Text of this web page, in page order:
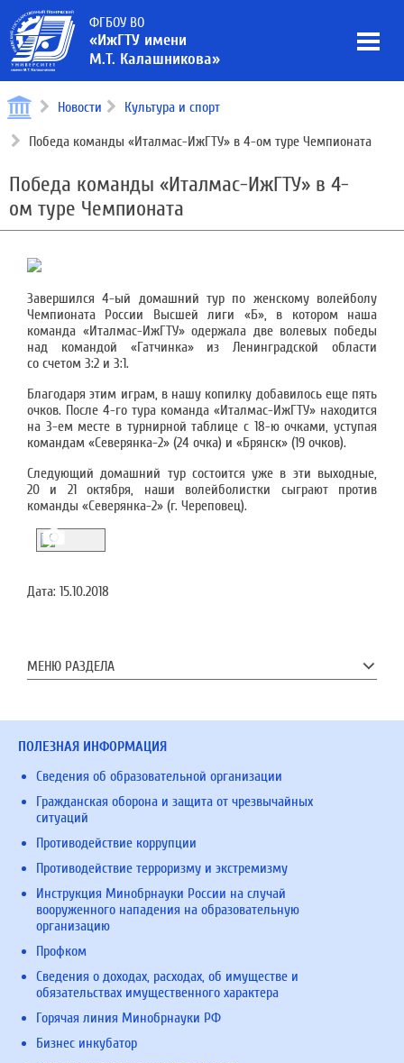
ФГБОУ ВО
«ИжГТУ имени
М.Т. Калашникова»
Новости Культура и спорт
Победа команды «Италмас-ИжГТУ» в 4-ом туре Чемпионата
Победа команды «Италмас-ИжГТУ» в 4-
ом туре Чемпионата
Завершился 4-ый домашний тур по женскому волейболу
Чемпионата России Высшей лиги «Б», в котором наша
команда «Италмас-ИжГТУ» одержала две волевых победы
над командой «Гатчинка» из Ленинградской области
со счетом 3:2 и 3:1.
Благодаря этим играм, в нашу копилку добавилось еще пять
очков. После 4-го тура команда «Италмас-ИжГТУ» находится
на 3-ем месте в турнирной таблице с 18-ю очками, уступая
командам «Северянка-2» (24 очка) и «Брянск» (19 очков).
Следующий домашний тур состоится уже в эти выходные,
20 и 21 октября, наши волейболистки сыграют против
команды «Северянка-2» (г. Череповец).
Дата: 15.10.2018
МЕНЮ РАЗДЕЛА
ПОЛЕЗНАЯ ИНФОРМАЦИЯ
Сведения об образовательной организации
Гражданская оборона и защита от чрезвычайных
ситуаций
Противодействие коррупции
Противодействие терроризму и экстремизму
Инструкция Минобрнауки России на случай
вооруженного нападения на образовательную
организацию
Профком
Сведения о доходах, расходах, об имуществе и
обязательствах имущественного характера
Горячая линия Минобрнауки РФ
Бизнес инкубатор